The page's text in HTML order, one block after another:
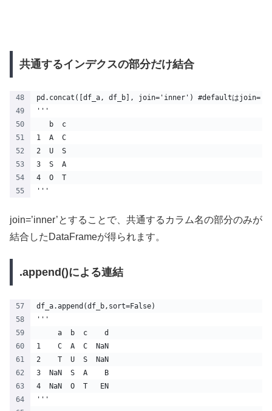
共通するインデクスの部分だけ結合
pd.concat([df_a, df_b], join='inner') #defaultは
'''
   b  c
1  A  C
2  U  S
3  S  A
4  O  T
'''
join=’inner’とすることで、共通するカラム名の部分のみが
結合したDataFrameが得られます。
.append()による連結
df_a.append(df_b,sort=False)
'''
     a  b  c    d
1    C  A  C  NaN
2    T  U  S  NaN
3  NaN  S  A    B
4  NaN  O  T   EN
'''